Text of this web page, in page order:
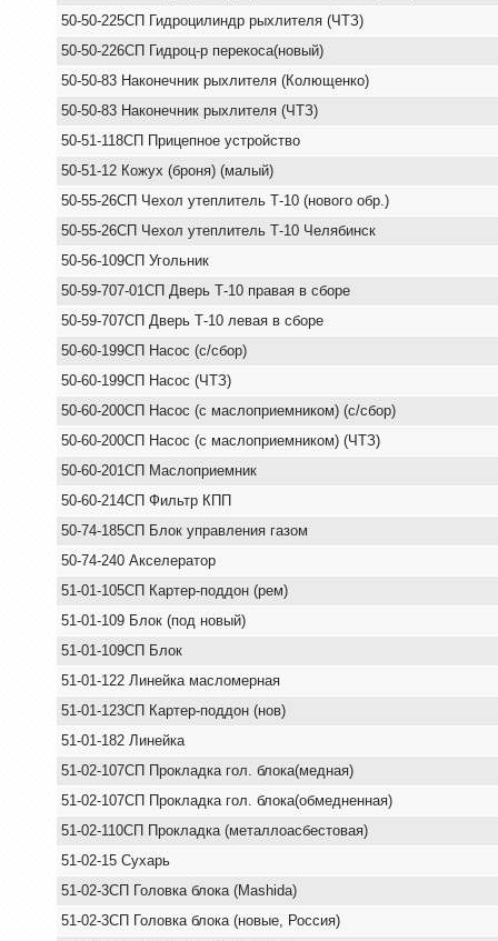
50-50-225СП Гидроцилиндр рыхлителя (ЧТЗ)
50-50-226СП Гидроц-р перекоса(новый)
50-50-83 Наконечник рыхлителя (Колющенко)
50-50-83 Наконечник рыхлителя (ЧТЗ)
50-51-118СП Прицепное устройство
50-51-12 Кожух (броня) (малый)
50-55-26СП Чехол утеплитель Т-10 (нового обр.)
50-55-26СП Чехол утеплитель Т-10 Челябинск
50-56-109СП Угольник
50-59-707-01СП Дверь Т-10 правая в сборе
50-59-707СП Дверь Т-10 левая в сборе
50-60-199СП Насос (с/сбор)
50-60-199СП Насос (ЧТЗ)
50-60-200СП Насос (с маслоприемником) (с/сбор)
50-60-200СП Насос (с маслоприемником) (ЧТЗ)
50-60-201СП Маслоприемник
50-60-214СП Фильтр КПП
50-74-185СП Блок управления газом
50-74-240 Акселератор
51-01-105СП Картер-поддон (рем)
51-01-109 Блок (под новый)
51-01-109СП Блок
51-01-122 Линейка масломерная
51-01-123СП Картер-поддон (нов)
51-01-182 Линейка
51-02-107СП Прокладка гол. блока(медная)
51-02-107СП Прокладка гол. блока(обмедненная)
51-02-110СП Прокладка (металлоасбестовая)
51-02-15 Сухарь
51-02-3СП Головка блока (Mashida)
51-02-3СП Головка блока (новые, Россия)